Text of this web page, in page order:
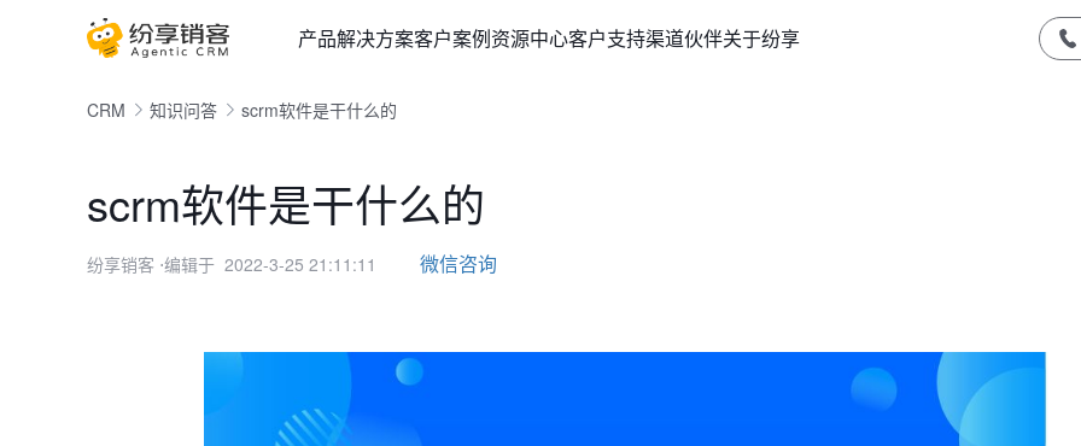
产品解决方案客户案例资源中心客户支持渠道伙伴关于纷享
CRM 知识问答 scrm软件是干什么的
scrm软件是干什么的
纷享销客 ⋅编辑于 2022-3-25 21:11:11 微信咨询